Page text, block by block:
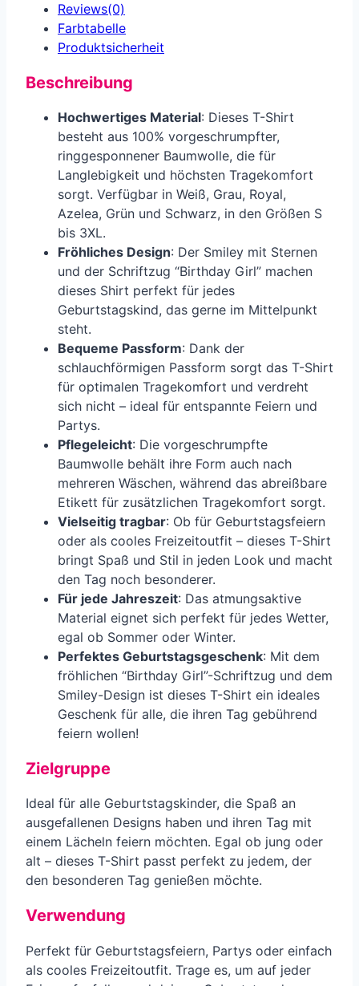
Reviews(0)
Farbtabelle
Produkt­sicherheit
Beschreibung
Hochwertiges Material: Dieses T-Shirt
besteht aus 100% vorgeschrumpfter,
ringgesponnener Baumwolle, die für
Langlebigkeit und höchsten Tragekomfort
sorgt. Verfügbar in Weiß, Grau, Royal,
Azelea, Grün und Schwarz, in den Größen S
bis 3XL.
Fröhliches Design: Der Smiley mit Sternen
und der Schriftzug “Birthday Girl” machen
dieses Shirt perfekt für jedes
Geburtstagskind, das gerne im Mittelpunkt
steht.
Bequeme Passform: Dank der
schlauchförmigen Passform sorgt das T-Shirt
für optimalen Tragekomfort und verdreht
sich nicht – ideal für entspannte Feiern und
Partys.
Pflegeleicht: Die vorgeschrumpfte
Baumwolle behält ihre Form auch nach
mehreren Wäschen, während das abreißbare
Etikett für zusätzlichen Tragekomfort sorgt.
Vielseitig tragbar: Ob für Geburtstagsfeiern
oder als cooles Freizeitoutfit – dieses T-Shirt
bringt Spaß und Stil in jeden Look und macht
den Tag noch besonderer.
Für jede Jahreszeit: Das atmungsaktive
Material eignet sich perfekt für jedes Wetter,
egal ob Sommer oder Winter.
Perfektes Geburtstagsgeschenk: Mit dem
fröhlichen “Birthday Girl”-Schriftzug und dem
Smiley-Design ist dieses T-Shirt ein ideales
Geschenk für alle, die ihren Tag gebührend
feiern wollen!
Zielgruppe
Ideal für alle Geburtstagskinder, die Spaß an
ausgefallenen Designs haben und ihren Tag mit
einem Lächeln feiern möchten. Egal ob jung oder
alt – dieses T-Shirt passt perfekt zu jedem, der
den besonderen Tag genießen möchte.
Verwendung
Perfekt für Geburtstagsfeiern, Partys oder einfach
als cooles Freizeitoutfit. Trage es, um auf jeder